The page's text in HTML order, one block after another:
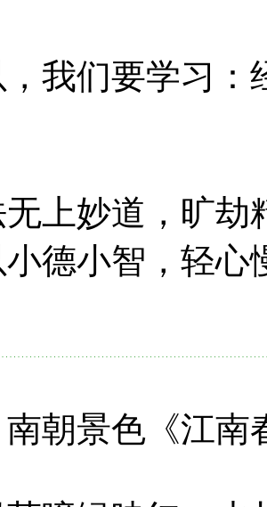
们要学习：
妙道，旷劫
小智，轻心
景色《江南